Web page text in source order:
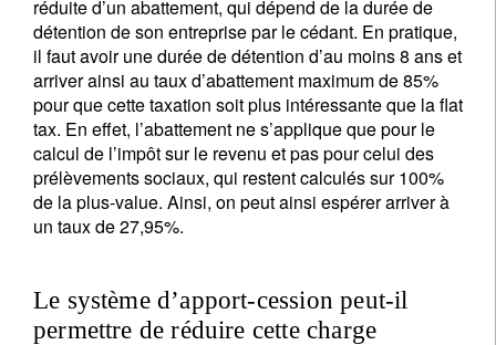
réduite d’un abattement, qui dépend de la durée de
détention de son entreprise par le cédant. En pratique,
il faut avoir une durée de détention d’au moins 8 ans et
arriver ainsi au taux d’abattement maximum de 85%
pour que cette taxation soit plus intéressante que la flat
tax. En effet, l’abattement ne s’applique que pour le
calcul de l’impôt sur le revenu et pas pour celui des
prélèvements sociaux, qui restent calculés sur 100%
de la plus-value. Ainsi, on peut ainsi espérer arriver à
un taux de 27,95%.
Le système d’apport-cession peut-il
permettre de réduire cette charge